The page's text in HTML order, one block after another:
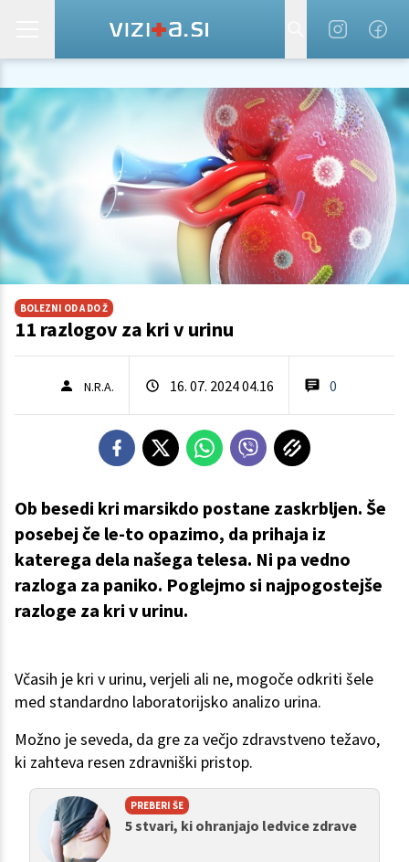
BOLEZNI OD A DO Ž
11 razlogov za kri v urinu
N.R.A. 16. 07. 2024 04.16 0
Ob besedi kri marsikdo postane zaskrbljen. Še
posebej če le-to opazimo, da prihaja iz
katerega dela našega telesa. Ni pa vedno
razloga za paniko. Poglejmo si najpogostejše
razloge za kri v urinu.
Včasih je kri v urinu, verjeli ali ne, mogoče odkriti šele
med standardno laboratorijsko analizo urina.
Možno je seveda, da gre za večjo zdravstveno težavo,
ki zahteva resen zdravniški pristop.
PREBERI ŠE
5 stvari, ki ohranjajo ledvice zdrave